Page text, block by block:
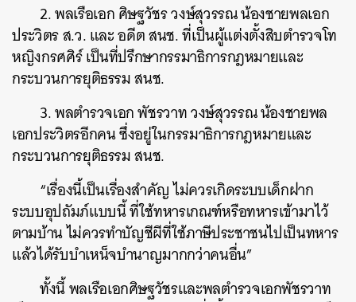
2. พลเรือเอก ศิษฐวัชร วงษ์สุวรรณ น้องชายพลเอก
ประวิตร ส.ว. และ อดีต สนช. ที่เป็นผู้แต่งตั้งสิบตำรวจโท
หญิงกรศศิร์ เป็นที่ปรึกษากรรมาธิการกฎหมายและ
กระบวนการยุติธรรม สนช.
3. พลตำรวจเอก พัชรวาท วงษ์สุวรรณ น้องชายพล
เอกประวิตรอีกคน ซึ่งอยู่ในกรรมาธิการกฎหมายและ
กระบวนการยุติธรรม สนช.
“เรื่องนี้เป็นเรื่องสำคัญ ไม่ควรเกิดระบบเด็กฝาก
ระบบอุปถัมภ์แบบนี้ ที่ใช้ทหารเกณฑ์หรือทหารเข้ามาไว้
ตามบ้าน ไม่ควรทำบัญชีผีที่ใช้ภาษีประชาชนไปเป็นทหาร
แล้วได้รับบำเหน็จบำนาญมากกว่าคนอื่น”
ทั้งนี้ พลเรือเอกศิษฐวัชรและพลตำรวจเอกพัชรวาท